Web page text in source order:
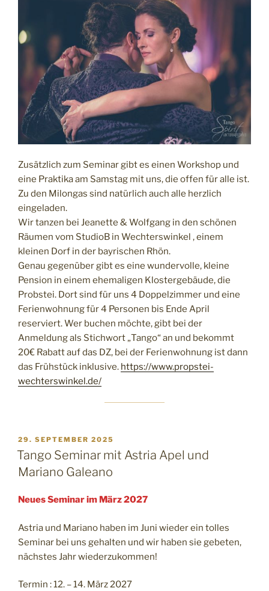
Zusätzlich zum Seminar gibt es einen Workshop und
eine Praktika am Samstag mit uns, die offen für alle ist.
Zu den Milongas sind natürlich auch alle herzlich
eingeladen.
Wir tanzen bei Jeanette & Wolfgang in den schönen
Räumen vom StudioB in Wechterswinkel , einem
kleinen Dorf in der bayrischen Rhön.
Genau gegenüber gibt es eine wundervolle, kleine
Pension in einem ehemaligen Klostergebäude, die
Probstei. Dort sind für uns 4 Doppelzimmer und eine
Ferienwohnung für 4 Personen bis Ende April
reserviert. Wer buchen möchte, gibt bei der
Anmeldung als Stichwort „Tango“ an und bekommt
20€ Rabatt auf das DZ, bei der Ferienwohnung ist dann
das Frühstück inklusive. https://www.propstei-
wechterswinkel.de/
VERÖFFENTLICHT
AM
29. SEPTEMBER 2025
Tango Seminar mit Astria Apel und
Mariano Galeano
Neues Seminar im März 2027
Astria und Mariano haben im Juni wieder ein tolles
Seminar bei uns gehalten und wir haben sie gebeten,
nächstes Jahr wiederzukommen!
Termin : 12. – 14. März 2027